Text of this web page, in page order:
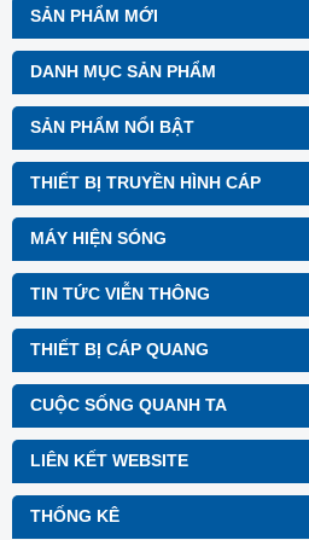
SẢN PHẨM MỚI
DANH MỤC SẢN PHẨM
SẢN PHẨM NỔI BẬT
THIẾT BỊ TRUYỀN HÌNH CÁP
MÁY HIỆN SÓNG
TIN TỨC VIỄN THÔNG
THIẾT BỊ CÁP QUANG
CUỘC SỐNG QUANH TA
LIÊN KẾT WEBSITE
THỐNG KÊ